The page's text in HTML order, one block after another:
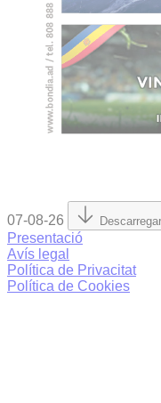
07-08-26
Presentació
Avís legal
Política de Privacitat
Política de Cookies